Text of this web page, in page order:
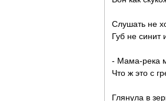
Слушать не
Губ не синит
- Мама-река
Что ж это с
Глянула в